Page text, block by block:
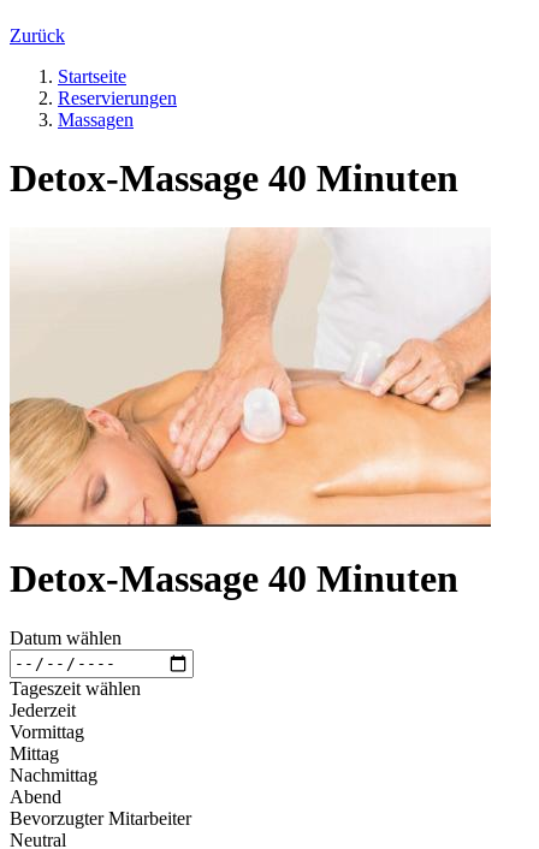
Zurück
Startseite
Reservierungen
Massagen
Detox-Massage 40 Minuten
Detox-Massage 40 Minuten
Datum wählen
Tageszeit wählen
Jederzeit
Vormittag
Mittag
Nachmittag
Abend
Bevorzugter Mitarbeiter
Neutral